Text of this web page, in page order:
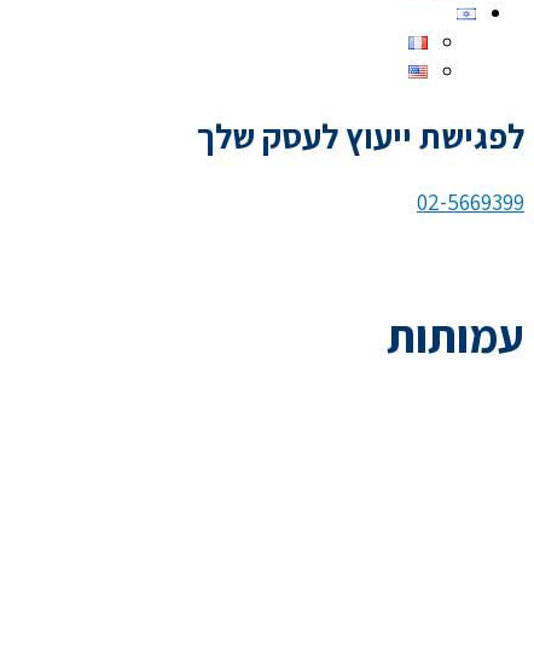
לפגישת ייעוץ לעסק שלך
02-5669399
עמותות